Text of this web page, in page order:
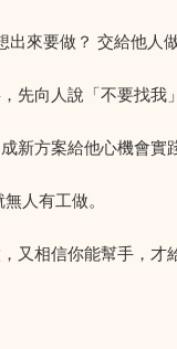
來要做？ 交給他人做
先向人說「不要找
新方案給他心機會實踐
人有工做。
又相信你能幫手，才